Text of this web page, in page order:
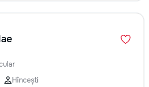
Hîncești